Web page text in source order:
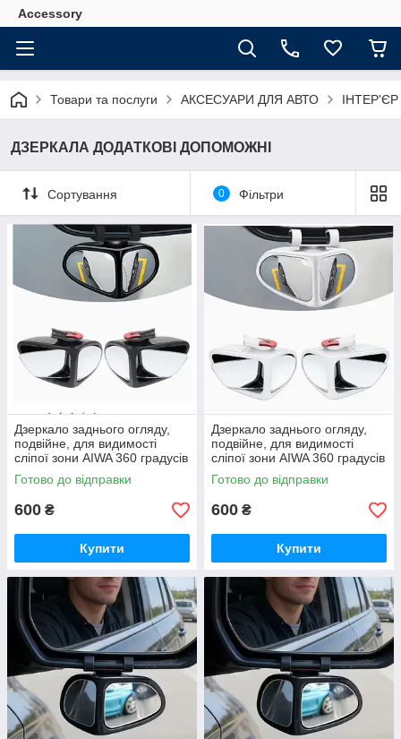
Accessory
Товари та послуги АКСЕСУАРИ ДЛЯ АВТО
ДЗЕРКАЛА ДОДАТКОВІ ДОПОМОЖНІ
Сортування 0 Фільтри
Дзеркало заднього огляду,
подвійне, для видимості
сліпої зони AIWA 360 градусів
2 шт правий лівий 04738
Готово до відправки
600 ₴
Купити
Дзеркало заднього огляду,
подвійне, для видимості
сліпої зони AIWA 360 градусів
2 шт правий лівий 04686
Готово до відправки
600 ₴
Купити